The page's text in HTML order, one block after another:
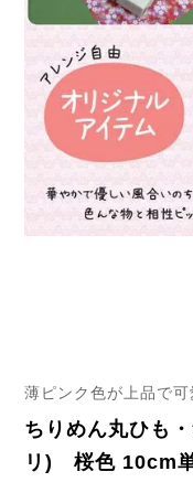
薄ピンク色が上品で可
ちりめん丸ひも
リ) 桜色 10cm